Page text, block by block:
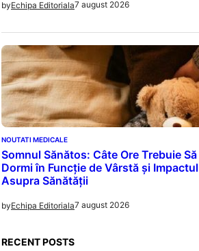
byEchipa Editoriala7 august 2026
NOUTATI MEDICALE
Somnul Sănătos: Câte Ore Trebuie Să
Dormi în Funcție de Vârstă și Impactul
Asupra Sănătății
byEchipa Editoriala7 august 2026
RECENT POSTS